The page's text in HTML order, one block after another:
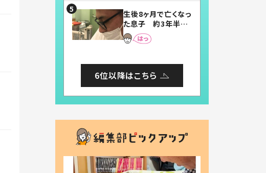
まらない」「幸せにな
れる」
生後8ヶ月で亡くなっ
た息子 約3年半
後、当時の妻の日記
に書いてあった本音
6位以降はこちら